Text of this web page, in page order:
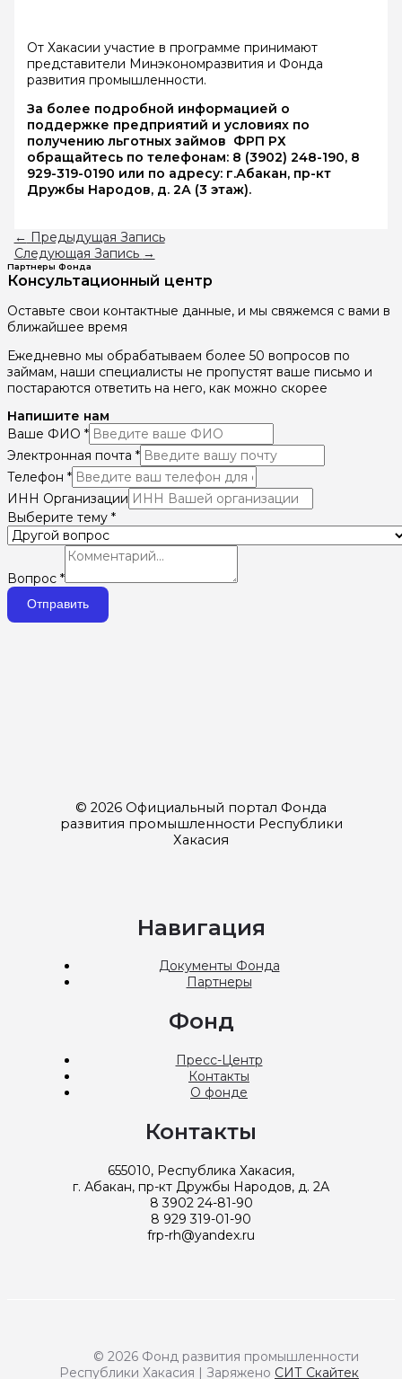
От Хакасии участие в программе принимают
представители Минэкономразвития и Фонда
развития промышленности.
За более подробной информацией о
поддержке предприятий и условиях по
получению льготных займов ФРП РХ
обращайтесь по телефонам: 8 (3902) 248-190, 8
929-319-0190 или по адресу: г.Абакан, пр-кт
Дружбы Народов, д. 2А (3 этаж).
← Предыдущая Запись
Следующая Запись →
Партнеры Фонда
Консультационный центр
Оставьте свои контактные данные, и мы свяжемся с вами в
ближайшее время
Ежедневно мы обрабатываем более 50 вопросов по
займам, наши специалисты не пропустят ваше письмо и
постараются ответить на него, как можно скорее
Напишите нам
Ваше ФИО *
Электронная почта *
Телефон *
ИНН Организации
Выберите тему *
Вопрос *
Отправить
© 2026 Официальный портал Фонда
развития промышленности Республики
Хакасия
Навигация
Документы Фонда
Партнеры
Фонд
Пресс-Центр
Контакты
О фонде
Контакты
655010, Республика Хакасия,
г. Абакан, пр-кт Дружбы Народов, д. 2А
8 3902 24-81-90
8 929 319-01-90
frp-rh@yandex.ru
© 2026 Фонд развития промышленности
Республики Хакасия | Заряжено СИТ Скайтек